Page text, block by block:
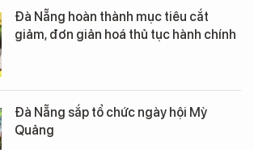
Đà Nẵng hoàn thành mục tiêu cắt
giảm, đơn giản hoá thủ tục hành chính
Đà Nẵng sắp tổ chức ngày hội Mỳ
Quảng